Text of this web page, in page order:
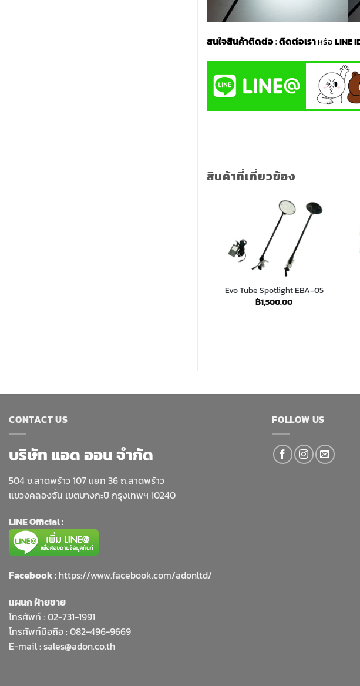
สนใจสินค้าติดต่อ:ติดต่อเราหรือLINE
สินค้าที่เกี่ยวข้อง
Evo Tube Spotlight EBA-05
฿1,500.00
CONTACT US
บริษัท แอด ออน จำกัด
504 ซ.ลาดพร้าว 107 แยก 36 ถ.ลาดพร้าว
แขวงคลองจั่น เขตบางกะปิ กรุงเทพฯ 10240
LINE Official :
Facebook : https://www.facebook.com/adonltd/
แผนก ฝ่ายขาย
โทรศัพท์ : 02-731-1991
โทรศัพท์มือถือ : 082-496-9669
E-mail : sales@adon.co.th
FOLLOW US